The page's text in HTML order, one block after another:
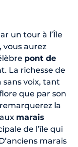
un tour à l’Île
vous aurez
pont de
La richesse de
sans voix, tant
que par son
la
marais
de l’île qui
marais